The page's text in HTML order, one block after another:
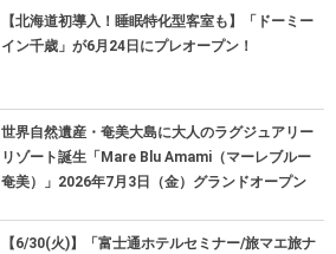
【北海道初導入！睡眠特化型客室も】「ドーミー
イン千歳」が6月24日にプレオープン！
世界自然遺産・奄美大島に大人のラグジュアリー
リゾート誕生「Mare Blu Amami（マーレブルー
奄美）」2026年7月3日（金）グランドオープン
【6/30(火)】「富士通ホテルセミナー/旅マエ旅ナ